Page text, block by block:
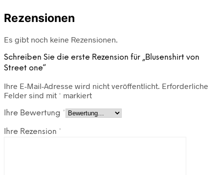
Rezensionen
Es gibt noch keine Rezensionen.
Schreiben Sie die erste Rezension für „Blusenshirt von
Street one“
Ihre E-Mail-Adresse wird nicht veröffentlicht. Erforderliche
Felder sind mit * markiert
Ihre Bewertung *
Ihre Rezension *